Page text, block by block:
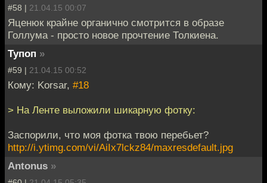
#58 | 21.04.15 00:07
Яценюк крайне органично смотрится в образе
Голлума - просто новое прочтение Толкиена.
Тупоп »
#59 | 21.04.15 00:52
Кому: Korsar, #18
> На Ленте выложили шикарную фотку:
Заспорили, что моя фотка твою перебьет?
http://i.ytimg.com/vi/AiIx7lckz84/maxresdefault.jpg
Antonus »